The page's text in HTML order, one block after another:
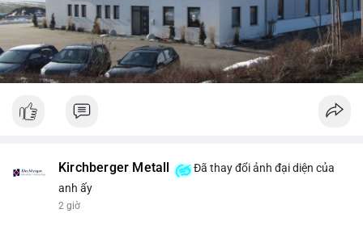
Kirchberger Metall
Đã thay đổi ảnh đại diện của
anh ấy
2 giờ